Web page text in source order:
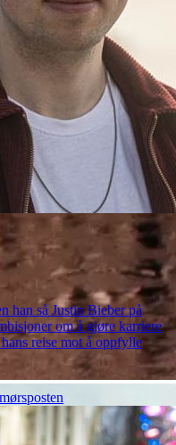
han så Justin Bieber på
om å gjøre karriere
reise mot å oppfylle